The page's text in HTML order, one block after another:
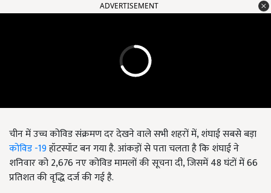
ADVERTISEMENT
चीन में उच्च कोविड संक्रमण दर देखने वाले सभी शहरों में, शंघाई सबसे बड़ा
कोविड -19हॉटस्पॉट बन गया है. आंकड़ों से पता चलता है कि शंघाई ने
शनिवार को 2,676 नए कोविड मामलों की सूचना दी, जिसमें 48 घंटों में 66
प्रतिशत की वृद्धि दर्ज की गई है.